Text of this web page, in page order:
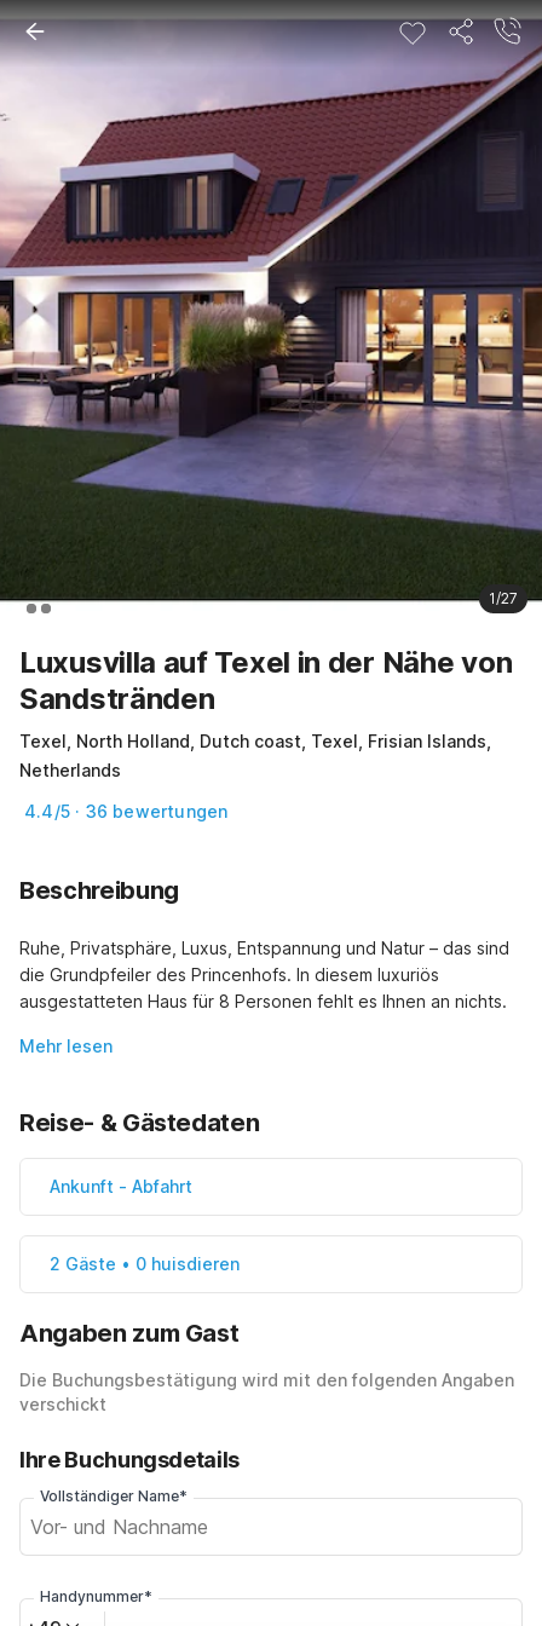
1/27
Luxusvilla auf Texel in der Nähe von
Sandstränden
Texel, North Holland, Dutch coast, Texel, Frisian Islands,
Netherlands
4.4/5 · 36 bewertungen
Beschreibung
Ruhe, Privatsphäre, Luxus, Entspannung und Natur – das sind
die Grundpfeiler des Princenhofs. In diesem luxuriös
ausgestatteten Haus für 8 Personen fehlt es Ihnen an nichts.
Mehr lesen
Reise- & Gästedaten
Ankunft - Abfahrt
2 Gäste • 0 huisdieren
Angaben zum Gast
Die Buchungsbestätigung wird mit den folgenden Angaben
verschickt
Ihre Buchungsdetails
Vollständiger Name*
Handynummer*